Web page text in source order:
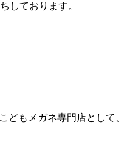
しております。
どもメガネ専門店として